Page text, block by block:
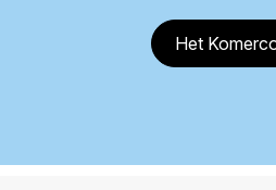
Het